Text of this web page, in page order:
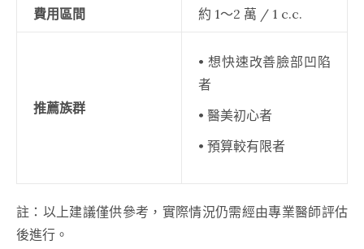
費用區間 約 1～2 萬 / 1 c.c.
推薦族群
• 想快速改善臉部凹陷
者
• 醫美初心者
• 預算較有限者
註：以上建議僅供參考，實際情況仍需經由專業醫師評估
後進行。